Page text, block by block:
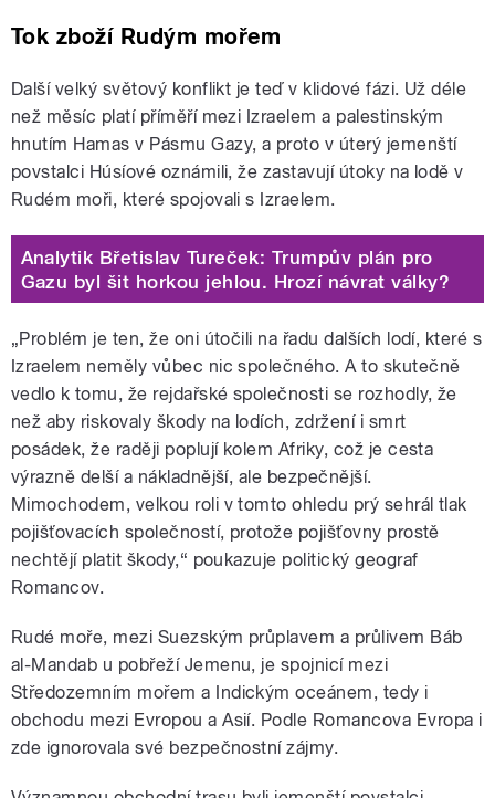
Tok zboží Rudým mořem
Další velký světový konflikt je teď v klidové fázi. Už déle
než měsíc platí příměří mezi Izraelem a palestinským
hnutím Hamas v Pásmu Gazy, a proto v úterý jemenští
povstalci Húsíové oznámili, že zastavují útoky na lodě v
Rudém moři, které spojovali s Izraelem.
Analytik Břetislav Tureček: Trumpův plán pro
Gazu byl šit horkou jehlou. Hrozí návrat války?
„Problém je ten, že oni útočili na řadu dalších lodí, které s
Izraelem neměly vůbec nic společného. A to skutečně
vedlo k tomu, že rejdařské společnosti se rozhodly, že
než aby riskovaly škody na lodích, zdržení i smrt
posádek, že raději poplují kolem Afriky, což je cesta
výrazně delší a nákladnější, ale bezpečnější.
Mimochodem, velkou roli v tomto ohledu prý sehrál tlak
pojišťovacích společností, protože pojišťovny prostě
nechtějí platit škody,“ poukazuje politický geograf
Romancov.
Rudé moře, mezi Suezským průplavem a průlivem Báb
al-Mandab u pobřeží Jemenu, je spojnicí mezi
Středozemním mořem a Indickým oceánem, tedy i
obchodu mezi Evropou a Asií. Podle Romancova Evropa i
zde ignorovala své bezpečnostní zájmy.